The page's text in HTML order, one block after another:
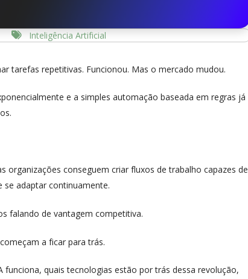
Inteligência Artificial
tarefas repetitivas. Funcionou. Mas o mercado mudou.
e a simples automação baseada em regras já
conseguem criar fluxos de trabalho capazes de
adaptar continuamente.
falando de vantagem competitiva.
a ficar para trás.
quais tecnologias estão por trás dessa revolução,